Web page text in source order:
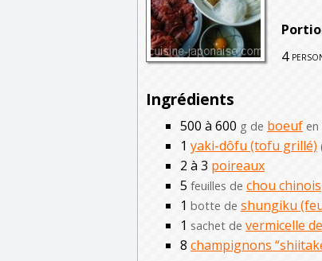
4
Ingrédients
500 à 600 g de boeuf
1 yaki-dôfu (tofu grillé)
2 à 3 poireaux
5 feuilles de chou chinois
1 botte de shungiku
1 sachet de vermicelle
8 champignons